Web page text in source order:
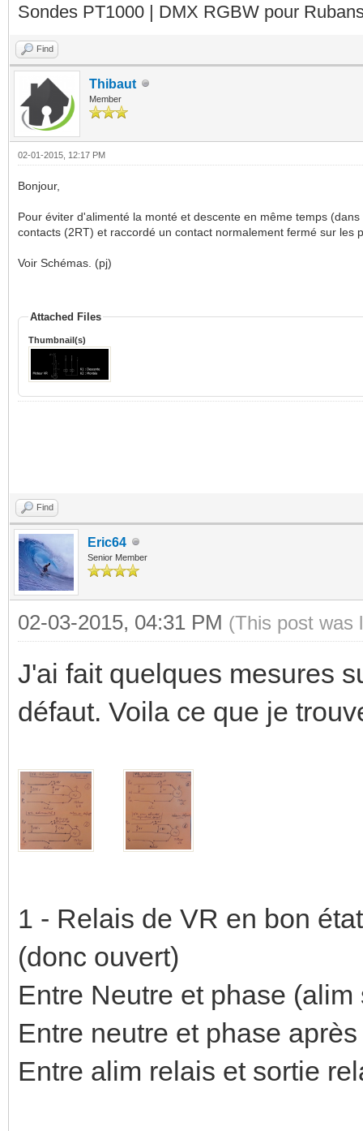
Sondes PT1000 | DMX RGBW pour
Find
Thibaut
Member
02-01-2015, 12:17 PM
Bonjour,
Pour éviter d'alimenté la monté et descente en même temps
contacts (2RT) et raccordé un contact normalement fermé sur les
Voir Schémas. (pj)
Attached Files
Thumbnail(s)
Find
Eric64
Senior Member
02-03-2015, 04:31 PM (This post was
J'ai fait quelques mesures
défaut. Voila ce que je
1 - Relais de VR en bon
(donc ouvert)
Entre Neutre et phase
Entre neutre et phase
Entre alim relais et sortie